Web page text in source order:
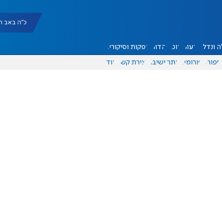
כ"ה באב תשפ"ו
ונדל"ן דעות אוכל יהדות הפקות וסיקורים
ספורט פורומים אתר ישיבה יצירת קשר עוד